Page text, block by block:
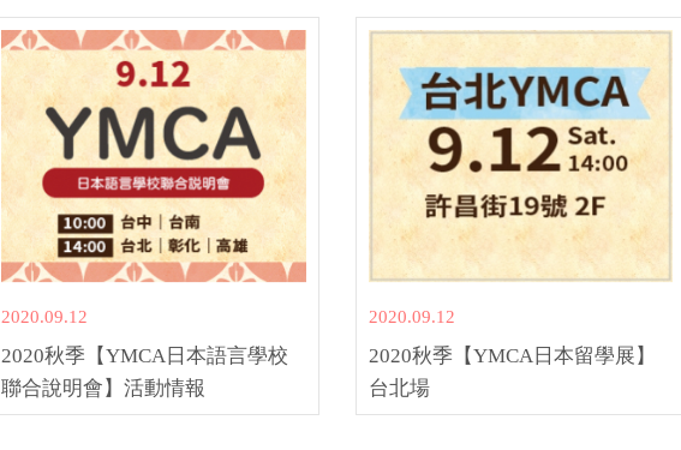
2020.09.12
2020秋季【YMCA日本語言學校
聯合說明會】活動情報
2020.09.12
2020秋季【YMCA日本留學展】
台北場